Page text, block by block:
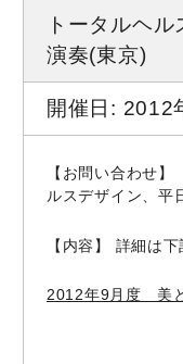
トータルヘ
演奏(東京)
開催日: 2012
【お問い合わせ
ルスデザイン、平
【内容】 詳細は
2012年9月度 美